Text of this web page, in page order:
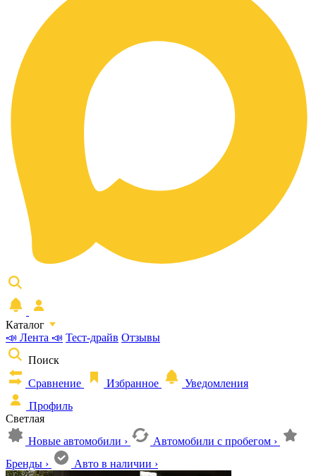
Каталог
📣 Лента 📣 Тест-драйв Отзывы
Поиск
Сравнение
Избранное
Уведомления
Профиль
Светлая
Новые автомобили › Автомобили с пробегом ›
Бренды › Авто в наличии ›